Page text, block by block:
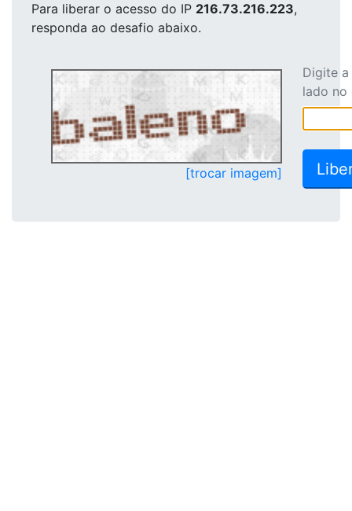
Para liberar o acesso do IP 216.73.216.223,
responda ao desafio abaixo.
[trocar imagem]
Digite
lado no